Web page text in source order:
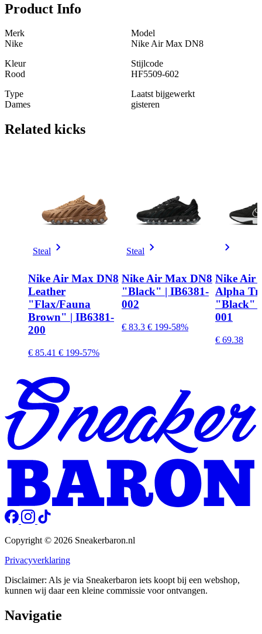
Product Info
Merk
Nike
Model
Nike Air Max DN8
Kleur
Rood
Stijlcode
HF5509-602
Type
Dames
Laatst bijgewerkt
gisteren
Related kicks
Steal
Nike Air Max DN8
Leather
"Flax/Fauna
Brown" | IB6381-
200
€ 85.41 € 199-57%
Steal
Nike Air Max DN8
"Black" | IB6381-
002
€ 83.3 € 199-58%
Nike Air
Alpha
"Black" |
001
€ 69.38
Copyright © 2026 Sneakerbaron.nl
Privacyverklaring
Disclaimer: Als je via Sneakerbaron iets koopt bij een webshop,
kunnen wij daar een kleine commissie voor ontvangen.
Navigatie